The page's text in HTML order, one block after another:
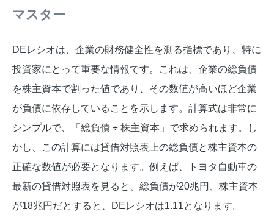
マスター
DEレシオは、企業の財務健全性を測る指標であり、特に
投資家にとって重要な情報です。これは、企業の総負債
を株主資本で割った値であり、その数値が高いほど企業
が負債に依存していることを示します。計算式は非常に
シンプルで、「総負債 ÷ 株主資本」で求められます。し
かし、この計算には貸借対照表上の総負債と株主資本の
正確な数値が必要となります。例えば、トヨタ自動車の
最新の貸借対照表を見ると、総負債が20兆円、株主資本
が18兆円だとすると、DEレシオは1.11となります。